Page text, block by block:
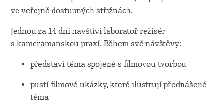
ve veřejně dostupných střižnách.
Jednou za 14 dní navštíví laboratoř režisér
s kameramanskou praxí. Během své návštěvy:
představí téma spojené s filmovou tvorbou
pustí filmové ukázky, které ilustrují přednášené
téma